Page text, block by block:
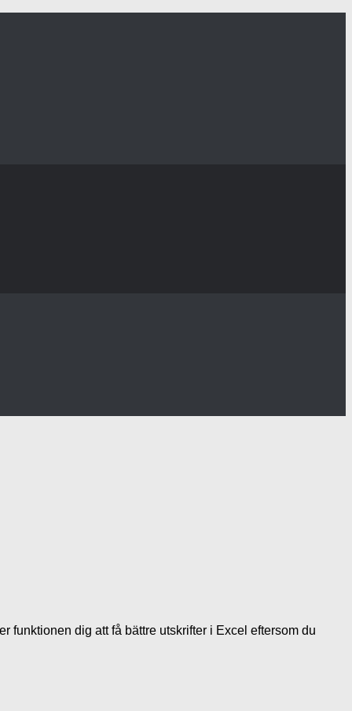
funktionen dig att få bättre utskrifter i Excel eftersom du